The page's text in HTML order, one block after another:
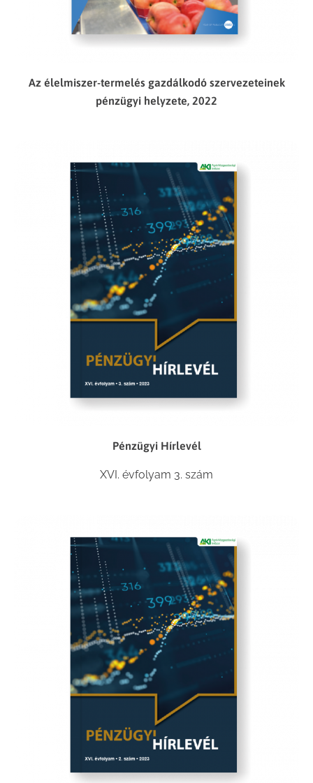
Az élelmiszer-termelés gazdálkodó szervezeteinek
pénzügyi helyzete, 2022
Pénzügyi Hírlevél
XVI. évfolyam 3. szám